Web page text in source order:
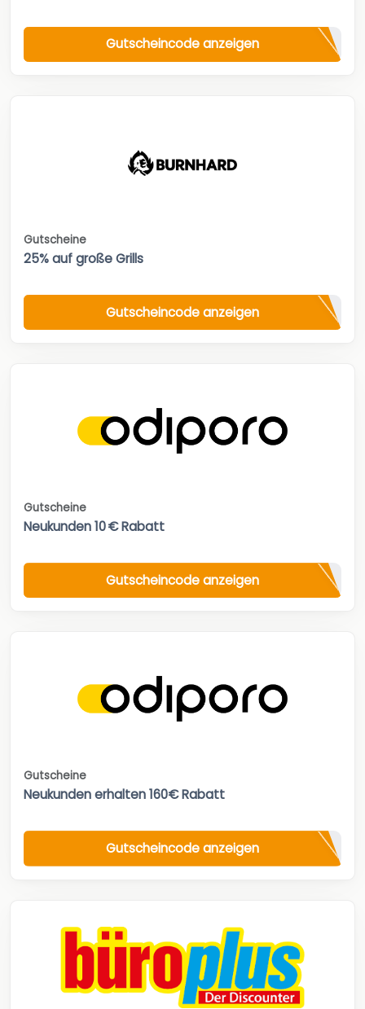
Gutscheincode anzeigen
Gutscheine
25% auf große Grills
Gutscheincode anzeigen
Gutscheine
Neukunden 10 € Rabatt
Gutscheincode anzeigen
Gutscheine
Neukunden erhalten 160€ Rabatt
Gutscheincode anzeigen